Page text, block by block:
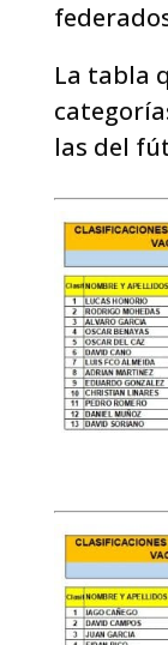
La tabla
las del